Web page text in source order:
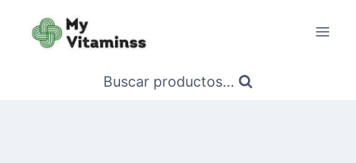
contenido
Buscar productos...